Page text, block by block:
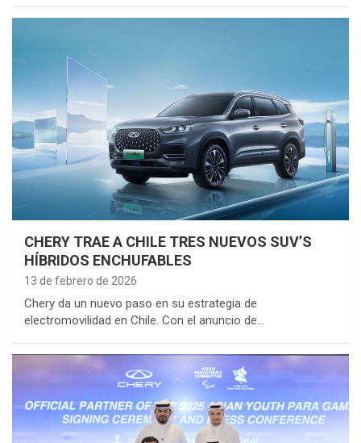
CHERY TRAE A CHILE TRES NUEVOS SUV’S
HÍBRIDOS ENCHUFABLES
13 de febrero de 2026
Chery da un nuevo paso en su estrategia de
electromovilidad en Chile. Con el anuncio de…